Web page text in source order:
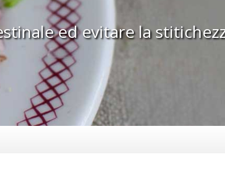
ed evitare la